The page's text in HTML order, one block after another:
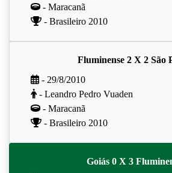
- Maracanã
- Brasileiro 2010
Fluminense 2 X 2 São
- 29/8/2010
- Leandro Pedro Vuaden
- Maracanã
- Brasileiro 2010
Goiás 0 X 3